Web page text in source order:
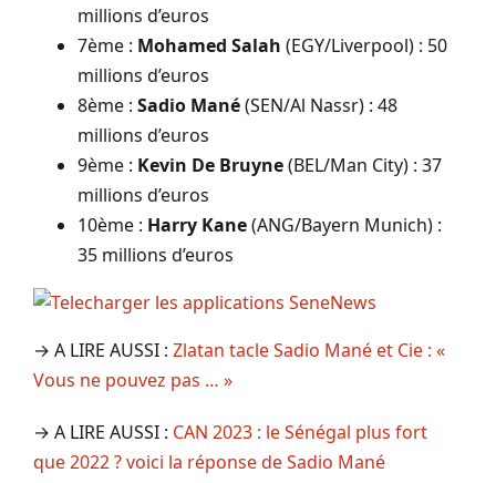
millions d’euros
7ème : Mohamed Salah (EGY/Liverpool) : 50
millions d’euros
8ème : Sadio Mané(SEN/Al Nassr) : 48
millions d’euros
9ème : Kevin De Bruyne(BEL/Man City) : 37
millions d’euros
10ème : Harry Kane(ANG/Bayern Munich) :
35 millions d’euros
→ A LIRE AUSSI : Zlatan tacle Sadio Mané et Cie : «
Vous ne pouvez pas … »
→ A LIRE AUSSI : CAN 2023 : le Sénégal plus fort
que 2022 ? voici la réponse de Sadio Mané